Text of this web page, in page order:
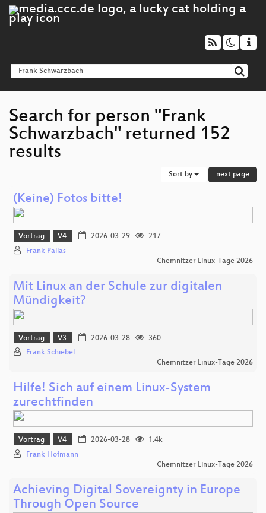
Search for person "Frank
Schwarzbach" returned 152
results
Sort by next page
(Keine) Fotos bitte!
Vortrag V4 2026-03-29
217
Frank Pallas
Chemnitzer Linux-Tage 2026
Mit Linux an der Schule zur digitalen
Mündigkeit?
Vortrag V3 2026-03-28
360
Frank Schiebel
Chemnitzer Linux-Tage 2026
Hilfe! Sich auf einem Linux-System
zurechtfinden
Vortrag V4 2026-03-28
1.4k
Frank Hofmann
Chemnitzer Linux-Tage 2026
Achieving Digital Sovereignty in Europe
Through Open Source